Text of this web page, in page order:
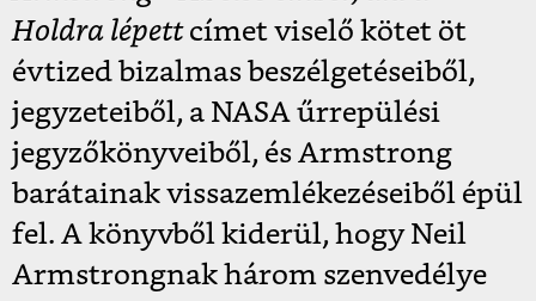
Holdra lépettcímet viselő kötet öt
évtized bizalmas beszélgetéseiből,
jegyzeteiből, a NASA űrrepülési
jegyzőkönyveiből, és Armstrong
barátainak vissazemlékezéseiből épül
fel. A könyvből kiderül, hogy Neil
Armstrongnak három szenvedélye